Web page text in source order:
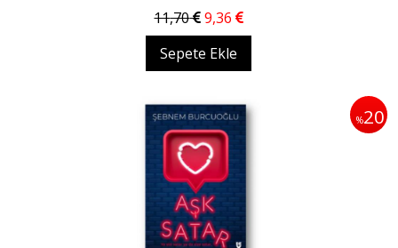
11,70 9,36
Sepete Ekle
%20